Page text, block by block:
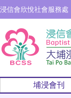
浸信會欣悅社會服務處
埔浸會刊